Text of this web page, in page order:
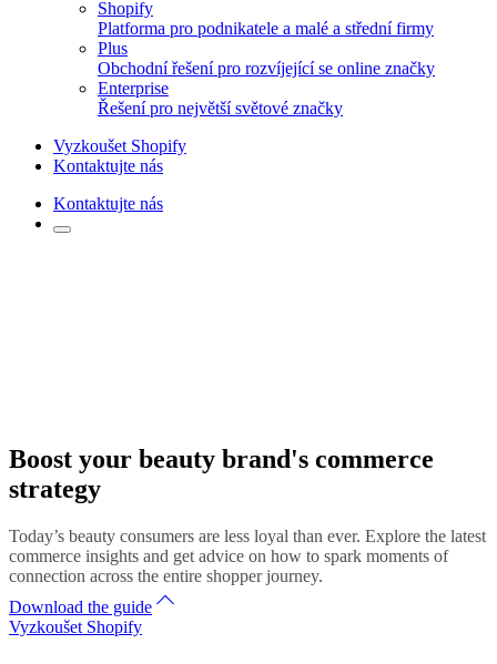
Shopify
Platforma pro podnikatele a malé a střední firmy
Plus
Obchodní řešení pro rozvíjející se online značky
Enterprise
Řešení pro největší světové značky
Vyzkoušet Shopify
Kontaktujte nás
Kontaktujte nás
Boost your beauty brand's commerce
strategy
Today’s beauty consumers are less loyal than ever. Explore the latest
commerce insights and get advice on how to spark moments of
connection across the entire shopper journey.
Download the guide
Vyzkoušet Shopify